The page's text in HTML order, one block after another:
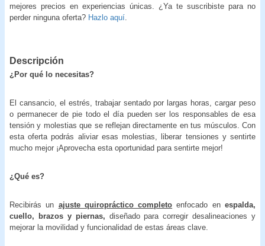
mejores precios en experiencias únicas. ¿Ya te suscribiste para no
perder ninguna oferta? Hazlo aquí
Descripción
¿Por qué lo necesitas?
El cansancio, el estrés, trabajar sentado por largas horas, cargar peso
o permanecer de pie todo el día pueden ser los responsables de esa
tensión y molestias que se reflejan directamente en tus músculos. Con
esta oferta podrás aliviar esas molestias, liberar tensiones y sentirte
mucho mejor ¡Aprovecha esta oportunidad para sentirte mejor!
¿Qué es?
Recibirás un ajuste quiropráctico completo enfocado enespalda,
cuello, brazos y piernas, diseñado para corregir desalineaciones y
mejorar la movilidad y funcionalidad de estas áreas clave.